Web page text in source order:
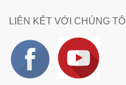
LIÊN KẾT VỚI CHÚNG TÔI